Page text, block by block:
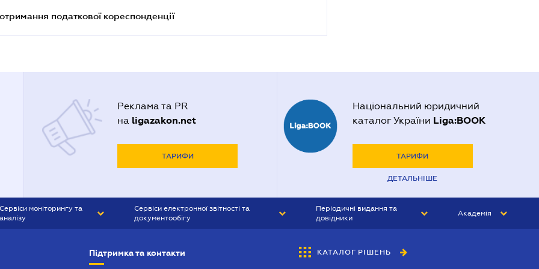
податкової кореспонденції
Реклама та PR
на ligazakon.net
ТАРИФИ
Національний юридичний
каталог України Liga:BOOK
ТАРИФИ
ДЕТАЛЬНІШЕ
Сервіси моніторингу та
аналізу
Сервіси електронної звітності та
документообігу
Періодичні видання та
довідники
БУХГАЛТЕР&ЗАКОН
Академія
Підтримка та контакти КАТАЛОГ РІШЕНЬ